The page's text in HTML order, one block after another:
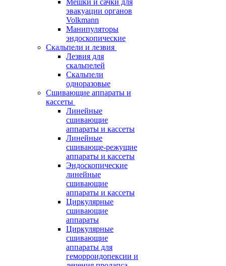
Мешки и сачки для
эвакуации органов
Volkmann
Манипуляторы
эндоскопические
Скальпели и лезвия
Лезвия для
скальпелей
Скальпели
одноразовые
Сшивающие аппараты и
кассеты
Линейные
сшивающие
аппараты и кассеты
Линейные
сшивающе-режущие
аппараты и кассеты
Эндоскопические
линейные
сшивающие
аппараты и кассеты
Циркулярные
сшивающие
аппараты
Циркулярные
сшивающие
аппараты для
геморроидопексии и